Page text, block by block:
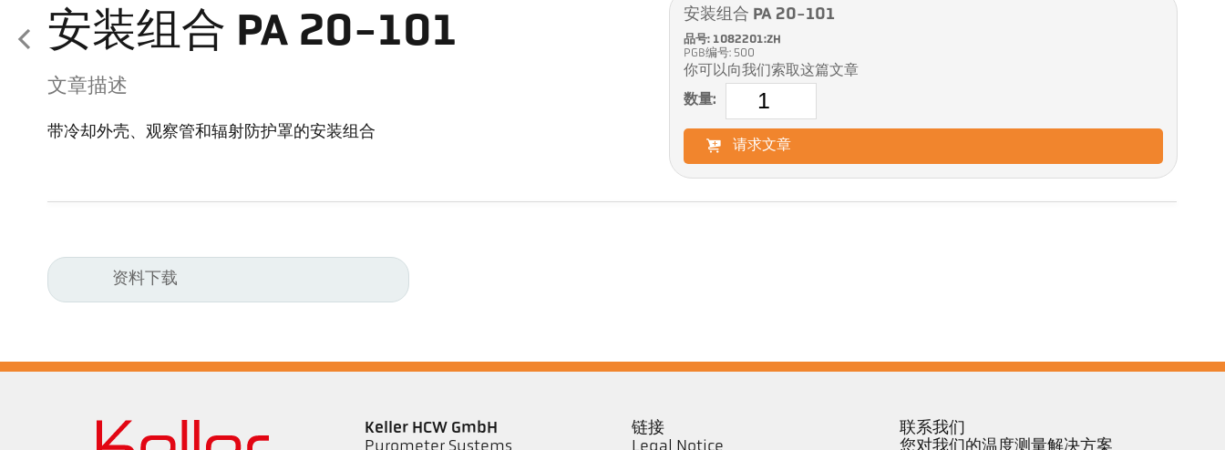
安装组合 PA 20-101
文章描述
带冷却外壳、观察管和辐射防护罩的安装组合
安装组合 PA 20-101
品号: 1082201:ZH
PGB编号: 500
你可以向我们索取这篇文章
数量:
请求文章
资料下载
Keller HCW GmbH
链接
联系我们